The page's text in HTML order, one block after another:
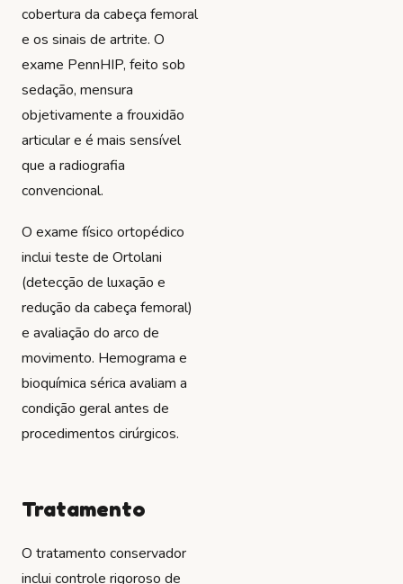
cobertura da cabeça femoral
e os sinais de artrite. O
exame PennHIP, feito sob
sedação, mensura
objetivamente a frouxidão
articular e é mais sensível
que a radiografia
convencional.
O exame físico ortopédico
inclui teste de Ortolani
(detecção de luxação e
redução da cabeça femoral)
e avaliação do arco de
movimento. Hemograma e
bioquímica sérica avaliam a
condição geral antes de
procedimentos cirúrgicos.
Tratamento
O tratamento conservador
inclui controle rigoroso de